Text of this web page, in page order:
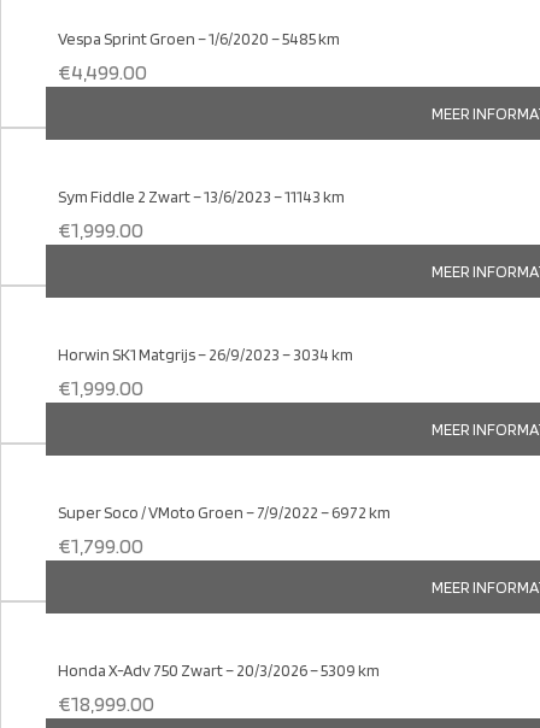
Vespa Sprint Groen – 1/6/2020 – 5485 km
€4,499.00
MEER
Sym Fiddle 2 Zwart – 13/6/2023 – 11143 km
€1,999.00
MEER
Horwin SK1 Matgrijs – 26/9/2023 – 3034 km
€1,999.00
MEER
Super Soco / VMoto Groen – 7/9/2022 – 6972 km
€1,799.00
MEER
Honda X-Adv 750 Zwart – 20/3/2026 – 5309 km
€18,999.00